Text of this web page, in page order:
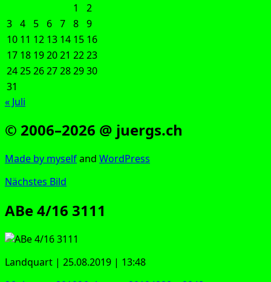
1
2
3 4 5 6 7 8 9
10 11 12 13 14 15 16
17 18 192021 2223
24252627282930
31
« Juli
© 2006–2026 @ juergs.ch
Made by mys­elfand Word­Press
Nächstes Bild
ABe 4/16 3111
Land­quart | 25.08.2019 | 13:48